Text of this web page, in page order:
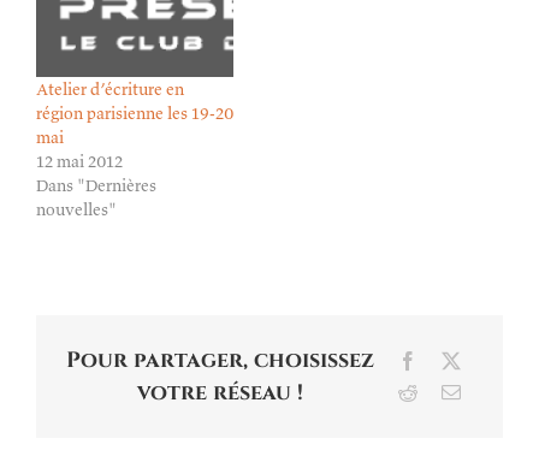
Atelier d’écriture en
région parisienne les 19-20
mai
12 mai 2012
Dans "Dernières
nouvelles"
Pour partager, choisissez
votre réseau !
Facebook
RedditEmail